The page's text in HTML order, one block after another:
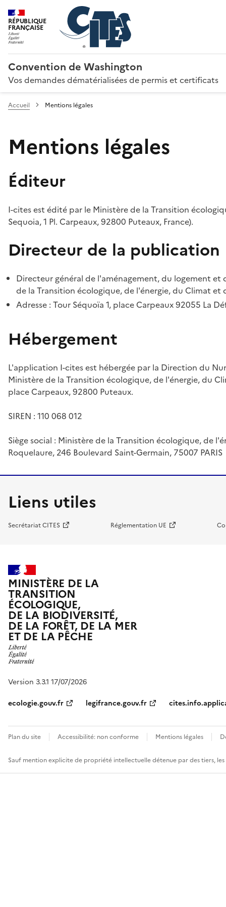
RÉPUBLIQUE
FRANÇAISE
Convention de Washington
Vos demandes dématérialisées de permis et certificats
Accueil Mentions légales
Mentions légales
Éditeur
I-cites est édité par le Ministère de la Transition
Sequoia, 1 Pl. Carpeaux, 92800 Puteaux, France).
Directeur de la publication
Directeur général de l'aménagement, du logement
de la Transition écologique, de l'énergie, du Climat et
Adresse : Tour Séquoïa 1, place Carpeaux 92055 La
Hébergement
L'application I-cites est hébergée par la Direction du
Ministère de la Transition écologique, de l'énergie, du
place Carpeaux, 92800 Puteaux.
SIREN : 110 068 012
Siège social : Ministère de la Transition écologique, de
Roquelaure, 246 Boulevard Saint-Germain, 75007 PARIS
Liens utiles
Secrétariat CITES Réglementation UE
MINISTÈRE DE LA
TRANSITION
ÉCOLOGIQUE,
DE LA BIODIVERSITÉ,
DE LA FORÊT, DE LA MER
ET DE LA PÊCHE
Version 3.3.1 17/07/2026
ecologie.gouv.fr
legifrance.gouv.fr
Plan du site Accessibilité: non conforme Mentions légales
Sauf mention explicite de propriété intellectuelle détenue par des tiers,